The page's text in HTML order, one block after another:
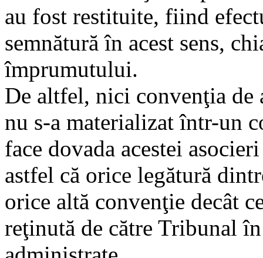
au fost restituite, fiind
semnătură în acest sens,
împrumutului.
De altfel, nici convenţia de
nu s-a materializat într-un
face dovada acestei
astfel că orice legătură
orice altă convenţie decât
reţinută de către Tribunal